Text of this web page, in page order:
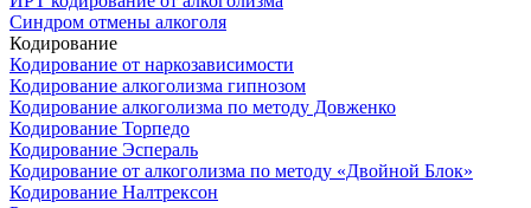
Синдром отмены алкоголя
Кодирование
Кодирование от наркозависимости
Кодирование алкоголизма гипнозом
Кодирование алкоголизма по методу Довженко
Кодирование Торпедо
Кодирование Эспераль
Кодирование от алкоголизма по методу «Двойной Блок»
Кодирование Налтрексон